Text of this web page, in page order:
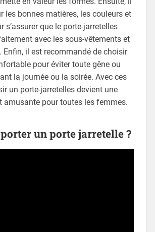
les bonnes matières, les couleurs et
s’assurer que le porte-jarretelles
avec les sous-vêtements et
Enfin, il est recommandé de choisir
pour éviter toute gêne ou
la journée ou la soirée. Avec ces
un porte-jarretelles devient une
amusante pour toutes les femmes.
un porte jarretelle ?